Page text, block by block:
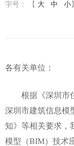
字号：
【 大 中 小 】
各有关单位：
根据《深圳市住
深圳市建筑信息模
知》等相关要求，
模型（BIM）技术